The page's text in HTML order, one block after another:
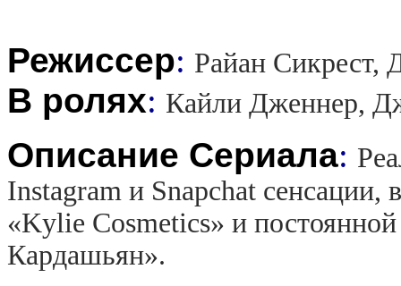
Режиссер: Райан
В ролях: Кайли Дженнер,
Описание Сериала:
Instagram и Snapchat сенсации,
«Kylie Cosmetics» и
Кардашьян».